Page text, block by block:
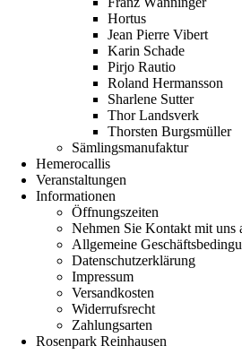
Hortus
Jean Pierre Vibert
Karin Schade
Pirjo Rautio
Roland Hermansson
Sharlene Sutter
Thor Landsverk
Thorsten Burgsmüller
Sämlingsmanufaktur
Hemerocallis
Veranstaltungen
Informationen
Öffnungszeiten
Nehmen Sie Kontakt mit uns
Allgemeine
Datenschutzerklärung
Impressum
Versandkosten
Widerrufsrecht
Zahlungsarten
Rosenpark Reinhausen